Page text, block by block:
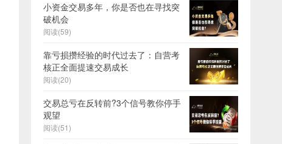
小资金交易多年，你是否也在寻找突
破机会
阅读(59)
靠亏损攒经验的时代过去了：自营考
核正全面提速交易成长
阅读(20)
交易总亏在反转前?3个信号教你停手
观望
阅读(51)